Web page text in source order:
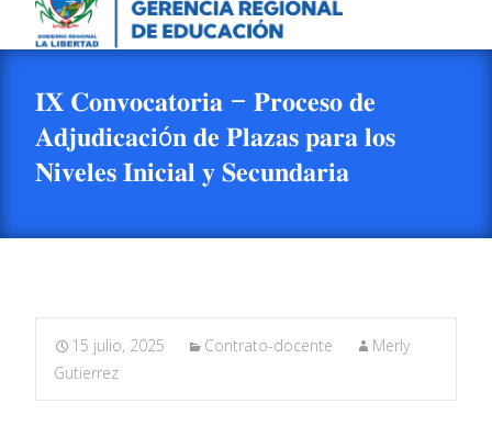
𝐈𝐗 𝐂𝐨𝐧𝐯𝐨𝐜𝐚𝐭𝐨𝐫𝐢𝐚 – 𝐏𝐫𝐨𝐜𝐞𝐬𝐨 𝐝𝐞
𝐀𝐝𝐣𝐮𝐝𝐢𝐜𝐚𝐜𝐢ó𝐧 𝐝𝐞 𝐏𝐥𝐚𝐳𝐚𝐬 𝐩𝐚𝐫𝐚 𝐥𝐨𝐬
𝐍𝐢𝐯𝐞𝐥𝐞𝐬 𝐈𝐧𝐢𝐜𝐢𝐚𝐥 𝐲 𝐒𝐞𝐜𝐮𝐧𝐝𝐚𝐫𝐢𝐚
15 julio, 2025 Contrato-docente
Merly
Gutierrez